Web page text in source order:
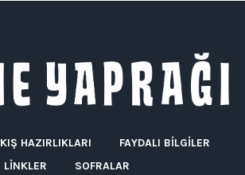
KIŞ HAZIRLIKLARI
FAYDALI BILGILER
LINKLER
SOFRALAR